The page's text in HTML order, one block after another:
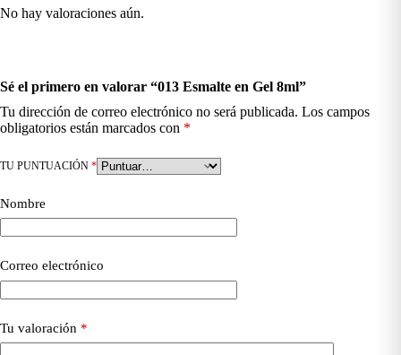
No hay valoraciones aún.
Sé el primero en valorar “013 Esmalte en Gel 8ml”
Tu dirección de correo electrónico no será publicada. Los campos
obligatorios están marcados con *
TU PUNTUACIÓN *
Nombre
Correo electrónico
Tu valoración *